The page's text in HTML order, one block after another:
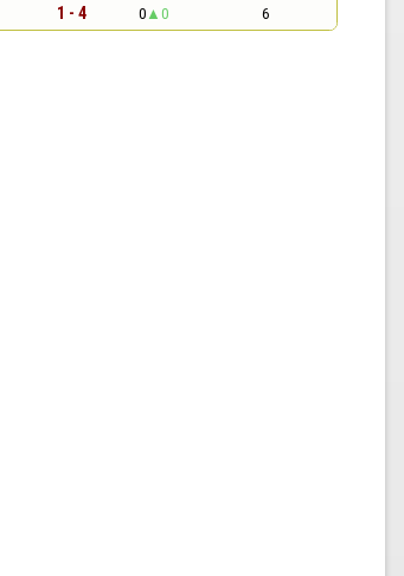
1 - 4 0 0 6